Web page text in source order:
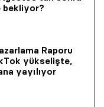
bekliyor?
Raporu
yükselişte,
yayılıyor